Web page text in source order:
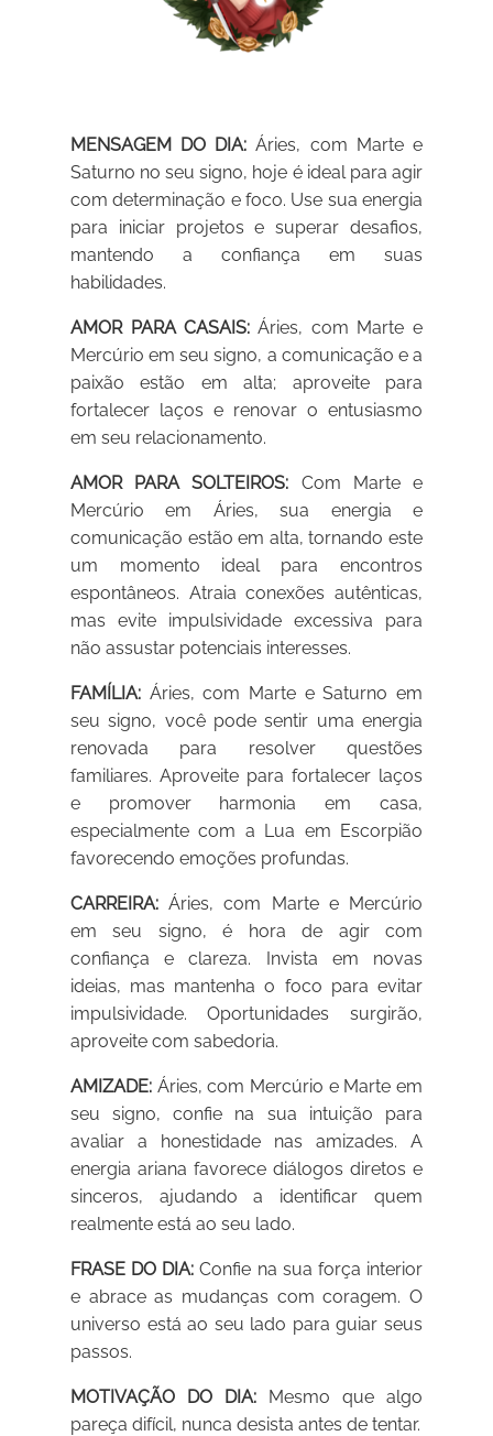
MENSAGEM DO DIA: Áries, com Marte e
Saturno no seu signo, hoje é ideal para agir
com determinação e foco. Use sua energia
para iniciar projetos e superar desafios,
mantendo a confiança em suas
habilidades.
AMOR PARA CASAIS: Áries, com Marte e
Mercúrio em seu signo, a comunicação e a
paixão estão em alta; aproveite para
fortalecer laços e renovar o entusiasmo
em seu relacionamento.
AMOR PARA SOLTEIROS: Com Marte e
Mercúrio em Áries, sua energia e
comunicação estão em alta, tornando este
um momento ideal para encontros
espontâneos. Atraia conexões autênticas,
mas evite impulsividade excessiva para
não assustar potenciais interesses.
FAMÍLIA: Áries, com Marte e Saturno em
seu signo, você pode sentir uma energia
renovada para resolver questões
familiares. Aproveite para fortalecer laços
e promover harmonia em casa,
especialmente com a Lua em Escorpião
favorecendo emoções profundas.
CARREIRA: Áries, com Marte e Mercúrio
em seu signo, é hora de agir com
confiança e clareza. Invista em novas
ideias, mas mantenha o foco para evitar
impulsividade. Oportunidades surgirão,
aproveite com sabedoria.
AMIZADE: Áries, com Mercúrio e Marte em
seu signo, confie na sua intuição para
avaliar a honestidade nas amizades. A
energia ariana favorece diálogos diretos e
sinceros, ajudando a identificar quem
realmente está ao seu lado.
FRASE DO DIA: Confie na sua força interior
e abrace as mudanças com coragem. O
universo está ao seu lado para guiar seus
passos.
MOTIVAÇÃO DO DIA: Mesmo que algo
pareça difícil, nunca desista antes de tentar.